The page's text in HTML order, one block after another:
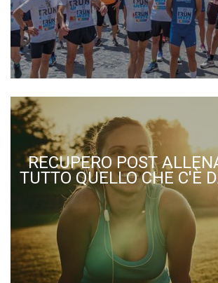
RECUPERO POST
TUTTO QUELLO CHE C'È